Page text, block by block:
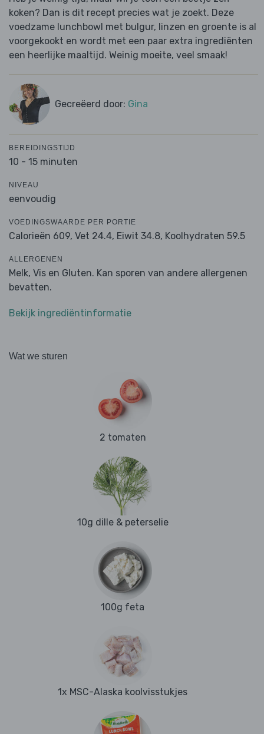
koken? Dan is dit recept precies wat je zoekt. Deze
voedzame lunchbowl met bulgur, linzen en groente is al
voorgekookt en wordt met een paar extra ingrediënten
een heerlijke maaltijd. Weinig moeite, veel smaak!
Gecreëerd door: Gina
BEREIDINGSTIJD
10 - 15 minuten
NIVEAU
eenvoudig
VOEDINGSWAARDE PER PORTIE
Calorieën 609, Vet 24.4, Eiwit 34.8, Koolhydraten 59.5
ALLERGENEN
Melk, Vis en Gluten. Kan sporen van andere allergenen
bevatten.
Bekijk ingrediëntinformatie
Wat we sturen
2 tomaten
10g dille & peterselie
100g feta
1x MSC-Alaska koolvisstukjes